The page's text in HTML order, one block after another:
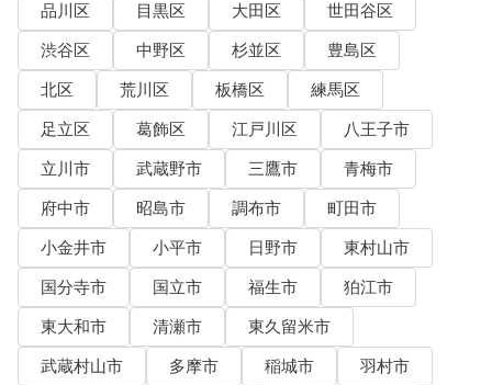
品川区
目黒区 大田区
世田谷区
渋谷区
中野区 杉並区
豊島区
北区
荒川区 板橋区
練馬区
足立区
葛飾区 江戸川区
八王子市
立川市
武蔵野市 三鷹市
青梅市
府中市
昭島市 調布市
町田市
小金井市
小平市 日野市
東村山市
国分寺市
国立市 福生市
狛江市
東大和市
清瀬市
東久留米市
武蔵村山市
多摩市 稲城市
羽村市